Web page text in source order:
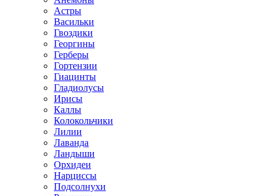
Астры
Васильки
Гвоздики
Георгины
Герберы
Гортензии
Гиацинты
Гладиолусы
Ирисы
Каллы
Колокольчики
Лилии
Лаванда
Ландыши
Орхидеи
Нарциссы
Подсолнухи